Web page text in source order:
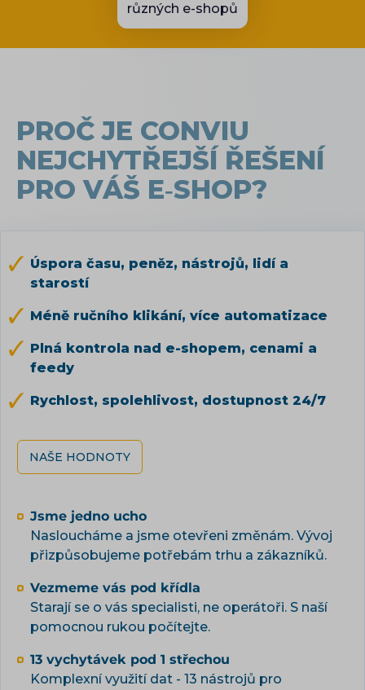
různých e-shopů
PROČ JE CONVIU
NEJCHYTŘEJŠÍ ŘEŠENÍ
PRO VÁŠ E‑SHOP?
Úspora času, peněz, nástrojů, lidí a
starostí
Méně ručního klikání, více automatizace
Plná kontrola nad e-shopem, cenami a
feedy
Rychlost, spolehlivost, dostupnost 24/7
NAŠE HODNOTY
Jsme jedno ucho
Nasloucháme a jsme otevřeni změnám. Vývoj
přizpůsobujeme potřebám trhu a zákazníků.
Vezmeme vás pod křídla
Starají se o vás specialisti, ne operátoři. S naší
pomocnou rukou počítejte.
13 vychytávek pod 1 střechou
Komplexní využití dat - 13 nástrojů pro